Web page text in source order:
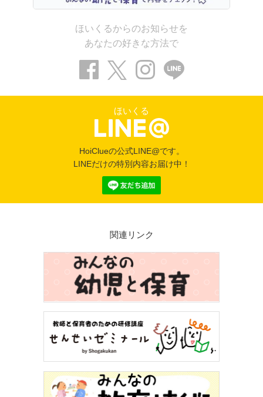
ほいくるからのお知らせを
あなたの好きな方法で
ほいくる
HoiClueの公式LINE@です。
LINEだけの特別内容お届け中！
関連リンク